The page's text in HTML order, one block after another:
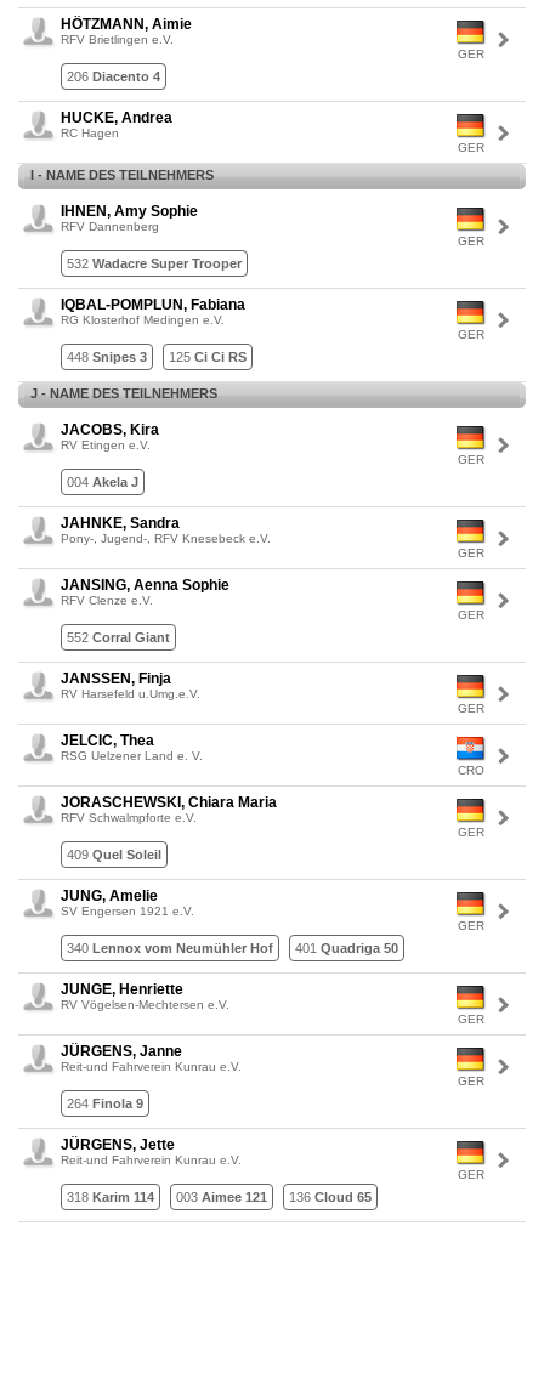
GER
HÖTZMANN, Aimie
RFV Brietlingen e.V.
206 Diacento 4
GER
HUCKE, Andrea
RC Hagen
I - NAME DES TEILNEHMERS
GER
IHNEN, Amy Sophie
RFV Dannenberg
532 Wadacre Super Trooper
GER
IQBAL-POMPLUN, Fabiana
RG Klosterhof Medingen e.V.
448 Snipes 3 125 Ci Ci RS
J - NAME DES TEILNEHMERS
GER
JACOBS, Kira
RV Etingen e.V.
004 Akela J
GER
JAHNKE, Sandra
Pony-, Jugend-, RFV Knesebeck e.V.
GER
JANSING, Aenna Sophie
RFV Clenze e.V.
552 Corral Giant
GER
JANSSEN, Finja
RV Harsefeld u.Umg.e.V.
CRO
JELCIC, Thea
RSG Uelzener Land e. V.
GER
JORASCHEWSKI, Chiara Maria
RFV Schwalmpforte e.V.
409 Quel Soleil
GER
JUNG, Amelie
SV Engersen 1921 e.V.
340 Lennox vom Neumühler Hof 401 Quadriga 50
GER
JUNGE, Henriette
RV Vögelsen-Mechtersen e.V.
GER
JÜRGENS, Janne
Reit-und Fahrverein Kunrau e.V.
264 Finola 9
GER
JÜRGENS, Jette
Reit-und Fahrverein Kunrau e.V.
318 Karim 114 003 Aimee 121 136 Cloud 65